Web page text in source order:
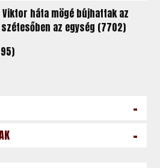
háta mögé bújhattak az
az egység (7702)
-
-